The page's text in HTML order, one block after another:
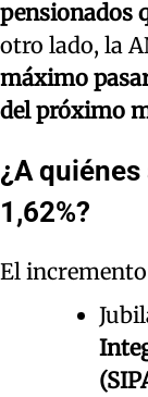
pensionados
otro lado, la
máximo
del próximo
¿A
1,62%?
El